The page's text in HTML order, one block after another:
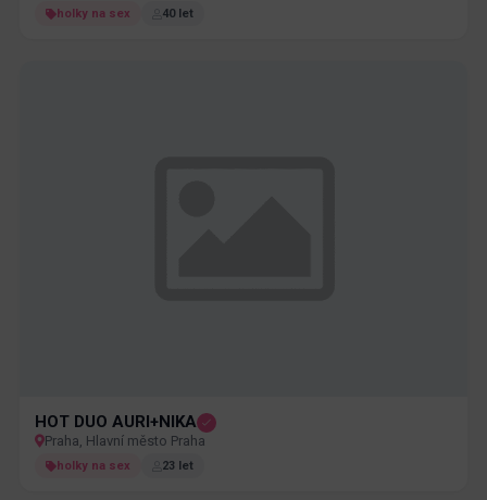
holky na sex 40 let
HOT DUO AURI+NIKA
Praha, Hlavní město Praha
holky na sex 23 let